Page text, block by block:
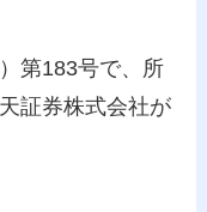
第183号で、所
証券株式会社が